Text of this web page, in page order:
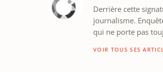
Derrière cette
journalisme.
qui ne porte pas
VOIR TOUS SES